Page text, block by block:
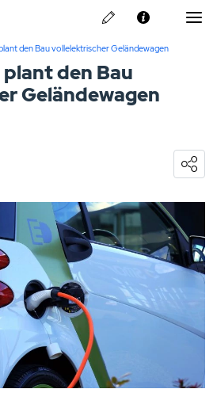
Erfahrungen
Erfahrungen
den Bau vollelektrischer Geländewagen
den Bau
Geländewagen